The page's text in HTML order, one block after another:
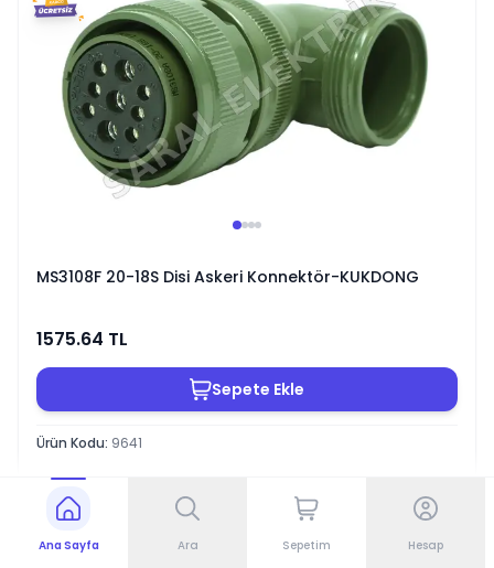
Ana Sayfa Ara Sepetim Hesap
MS3108F 20-18S Disi Askeri Konnektör-KUKDONG
1575.64 TL
Sepete Ekle
Ürün Kodu: 9641